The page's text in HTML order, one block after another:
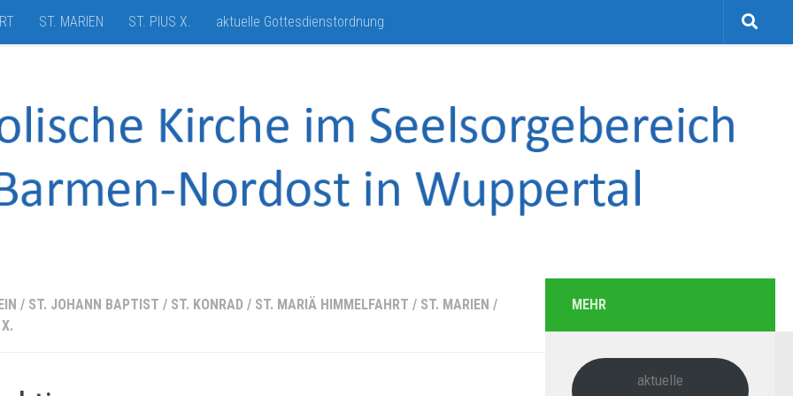
ST. MARIEN ST. PIUS X. aktuelle Gottesdienstordnung
/ ST. JOHANN BAPTIST / ST. KONRAD / ST. MARIÄ HIMMELFAHRT / ST. MARIEN /
MEHR
aktuelle